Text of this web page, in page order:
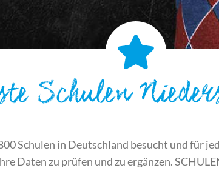
Schulen
Schulen in Deutschland besucht und für
Daten zu prüfen und zu ergänzen.